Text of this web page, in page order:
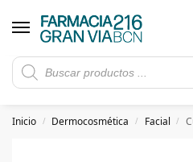
Rebajas de verano
5€ de descuento con el cupón
Inicio / Dermocosmética / Facial /